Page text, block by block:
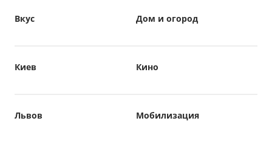
Вкус Дом и огород
Киев Кино
Львов Мобилизация